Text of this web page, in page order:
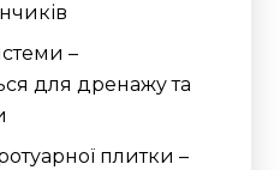
–
для дренажу та
плитки –